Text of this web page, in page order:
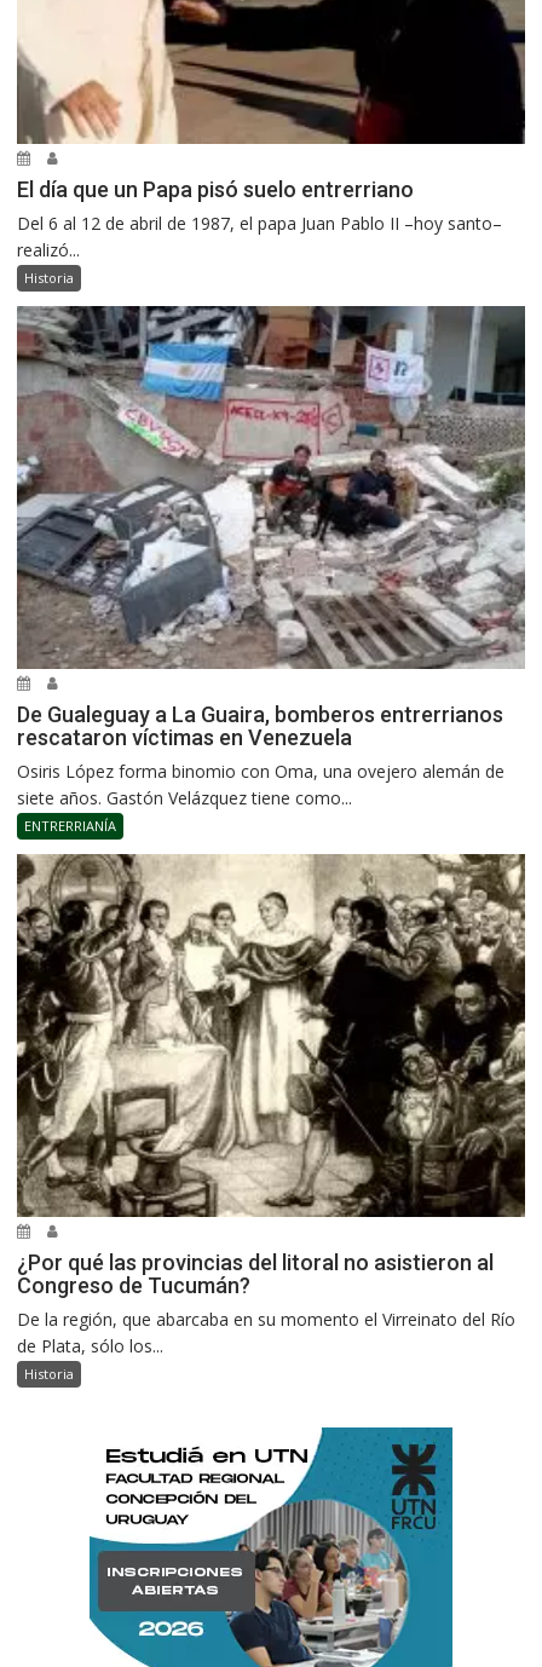
El día que un Papa pisó suelo entrerriano
Del 6 al 12 de abril de 1987, el papa Juan Pablo II –hoy santo–
realizó...
Historia
De Gualeguay a La Guaira, bomberos entrerrianos
rescataron víctimas en Venezuela
Osiris López forma binomio con Oma, una ovejero alemán de
siete años. Gastón Velázquez tiene como...
ENTRERRIANÍA
¿Por qué las provincias del litoral no asistieron al
Congreso de Tucumán?
De la región, que abarcaba en su momento el Virreinato del Río
de Plata, sólo los...
Historia